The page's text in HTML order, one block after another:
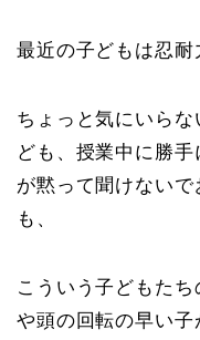
最近の子どもは忍耐
ちょっと気にいら
ども、授業中に勝
が黙って聞けない
も、
こういう子どもた
や頭の回転の早い子